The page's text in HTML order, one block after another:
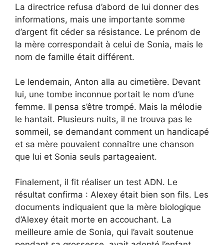
La directrice refusa d’abord de lui donner des
informations, mais une importante somme
d’argent fit céder sa résistance. Le prénom de
la mère correspondait à celui de Sonia, mais le
nom de famille était différent.
Le lendemain, Anton alla au cimetière. Devant
lui, une tombe inconnue portait le nom d’une
femme. Il pensa s’être trompé. Mais la mélodie
le hantait. Plusieurs nuits, il ne trouva pas le
sommeil, se demandant comment un handicapé
et sa mère pouvaient connaître une chanson
que lui et Sonia seuls partageaient.
Finalement, il fit réaliser un test ADN. Le
résultat confirma : Alexey était bien son fils. Les
documents indiquaient que la mère biologique
d’Alexey était morte en accouchant. La
meilleure amie de Sonia, qui l’avait soutenue